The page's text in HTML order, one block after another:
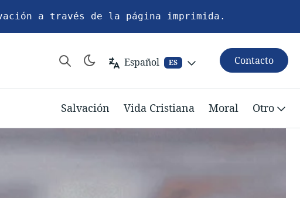
a través de la página imprimida.
Español ES Contacto
Salvación Vida Cristiana Moral Otro